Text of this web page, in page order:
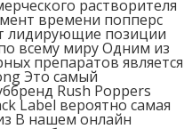
растворителя
времени попперс
лидирующие позиции
всему миру Одним из
препаратов является
Это самый
Rush Poppers
Label вероятно самая
В нашем онлайн